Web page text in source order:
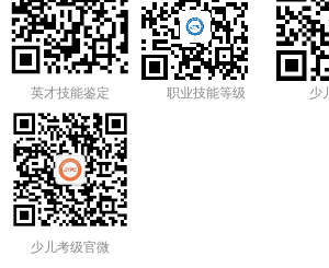
英才技能鉴定 职业技能等级 少
少儿考级官微